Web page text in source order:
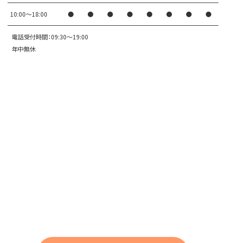
10:00〜18:00 ● ● ● ● ● ● ● ●
電話受付時間：09:30～19:00
年中無休